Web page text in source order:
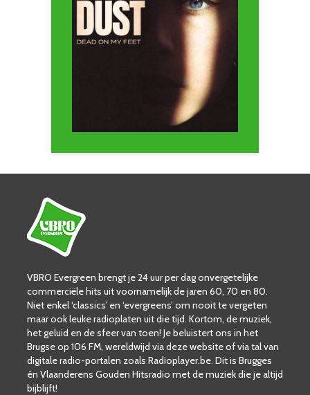
VBRO Evergreen brengt je 24 uur per dag onvergetelijke
commerciële hits uit voornamelijk de jaren 60, 70 en 80.
Niet enkel ‘classics’ en ‘evergreens’ om nooit te vergeten
maar ook leuke radioplaten uit die tijd. Kortom, de muziek,
het geluid en de sfeer van toen! Je beluistert ons in het
Brugse op 106 FM, wereldwijd via deze website of via tal van
digitale radio-portalen zoals Radioplayer.be. Dit is Brugges
én Vlaanderens Gouden Hitsradio met de muziek die je altijd
bijblijft!